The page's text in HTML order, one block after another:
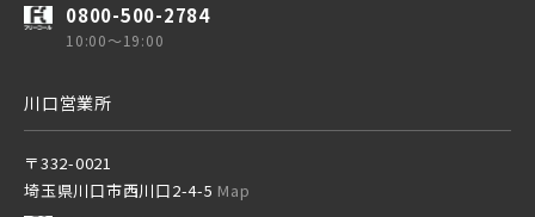
0800-500-2784
10:00～19:00
川口営業所
〒332-0021
埼玉県川口市西川口2-4-5 Map